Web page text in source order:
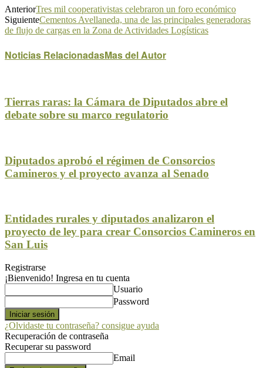
AnteriorTres mil cooperativistas celebraron un foro económico
SiguienteCementos Avellaneda, una de las principales generadoras
de flujo de cargas en la Zona de Actividades Logísticas
Noticias RelacionadasMas del Autor
Tierras raras: la Cámara de Diputados abre el
debate sobre su marco regulatorio
Diputados aprobó el régimen de Consorcios
Camineros y el proyecto avanza al Senado
Entidades rurales y diputados analizaron el
proyecto de ley para crear Consorcios Camineros en
San Luis
Registrarse
¡Bienvenido! Ingresa en tu cuenta
Usuario
Password
¿Olvidaste tu contraseña? consigue ayuda
Recuperación de contraseña
Recuperar su password
Email